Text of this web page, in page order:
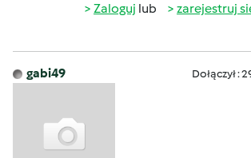
Zaloguj lub zarejestruj
gabi49 Dołączył :